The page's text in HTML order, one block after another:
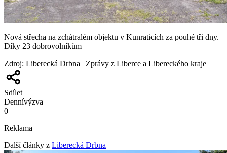
Nová střecha na zchátralém objektu v Kunraticích za pouhé tři dny.
Díky 23 dobrovolníkům
Zdroj: Liberecká Drbna | Zprávy z Liberce a Libereckého kraje
Sdílet
Dennívýzva
0
Reklama
Další články z Liberecká Drbna